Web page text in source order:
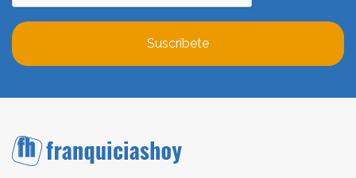
Suscríbete